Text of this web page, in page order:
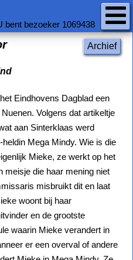
bent bezoeker 1069438
Archief
Eindhovens Dagblad een
Volgens dat artikeltje
aan Sinterklaas werd
Mega Mindy. Wie is die
Mieke, ze werkt op het
meisje die haar mening niet
misbruikt dit en laat
woont bij haar
en de grootste
waarin Mieke verandert in
er een overval of andere